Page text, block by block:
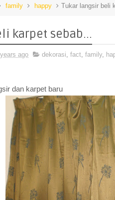
family happy Tukar langsir beli
karpet sebab...
ago dekorasi, fact, family,
dan karpet baru